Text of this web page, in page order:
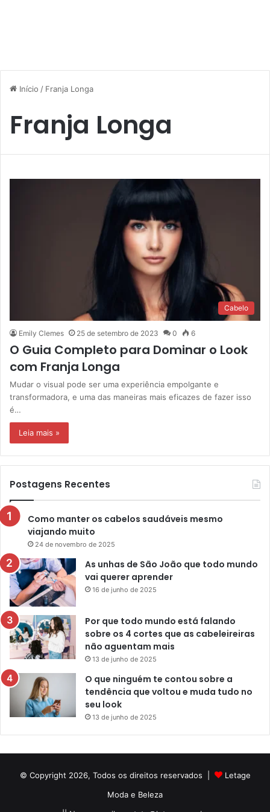
Início / Franja Longa
Franja Longa
Cabelo
Emily Clemes 25 de setembro de 2023 0 6
O Guia Completo para Dominar o Look
com Franja Longa
Mudar o visual pode ser uma experiência empolgante e
transformadora, e uma das maneiras mais eficazes de fazer isso
é…
Leia mais »
Postagens Recentes
Como manter os cabelos saudáveis mesmo
viajando muito
24 de novembro de 2025
As unhas de São João que todo mundo
vai querer aprender
16 de junho de 2025
Por que todo mundo está falando
sobre os 4 cortes que as cabeleireiras
não aguentam mais
13 de junho de 2025
O que ninguém te contou sobre a
tendência que voltou e muda tudo no
seu look
13 de junho de 2025
© Copyright 2026, Todos os direitos reservados |
Letage
Moda e Beleza